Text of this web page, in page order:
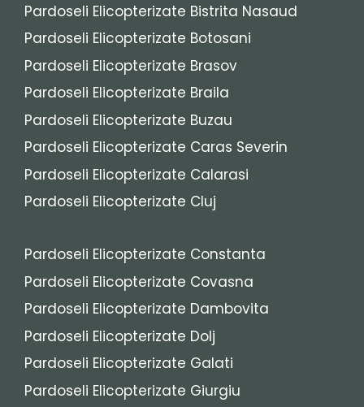
Pardoseli Elicopterizate Bistrita Nasaud
Pardoseli Elicopterizate Botosani
Pardoseli Elicopterizate Brasov
Pardoseli Elicopterizate Braila
Pardoseli Elicopterizate Buzau
Pardoseli Elicopterizate Caras Severin
Pardoseli Elicopterizate Calarasi
Pardoseli Elicopterizate Cluj
Pardoseli Elicopterizate Constanta
Pardoseli Elicopterizate Covasna
Pardoseli Elicopterizate Dambovita
Pardoseli Elicopterizate Dolj
Pardoseli Elicopterizate Galati
Pardoseli Elicopterizate Giurgiu